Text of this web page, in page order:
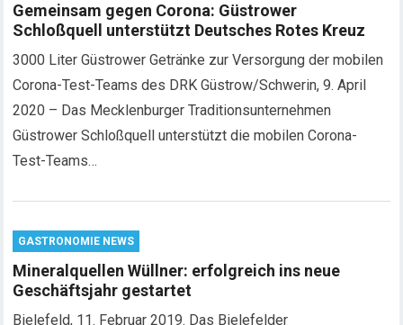
Gemeinsam gegen Corona: Güstrower
Schloßquell unterstützt Deutsches Rotes Kreuz
3000 Liter Güstrower Getränke zur Versorgung der mobilen
Corona-Test-Teams des DRK Güstrow/Schwerin, 9. April
2020 – Das Mecklenburger Traditionsunternehmen
Güstrower Schloßquell unterstützt die mobilen Corona-
Test-Teams…
GASTRONOMIE NEWS
Mineralquellen Wüllner: erfolgreich ins neue
Geschäftsjahr gestartet
Bielefeld, 11. Februar 2019. Das Bielefelder